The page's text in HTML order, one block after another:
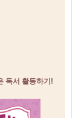
독서 활동하기!